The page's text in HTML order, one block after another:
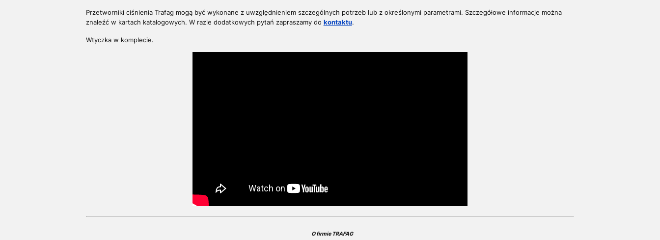
Przetworniki ciśnienia Trafag mogą być wykonane z uwzględnieniem szczególnych potrzeb lub z określonymi parametrami. Szczegółowe informacje można
znaleźć w kartach katalogowych. W razie dodatkowych pytań zapraszamy do kontaktu.
Wtyczka w komplecie.
O firmie TRAFAG